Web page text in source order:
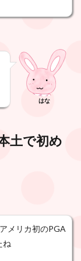
はな
土で初め
メリカ初のPGA
ね